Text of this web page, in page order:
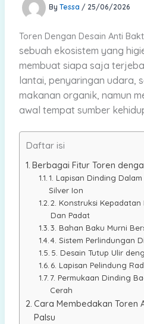
By Tessa / 25/06/2026
Toren Dengan Desain Anti
sebuah ekosistem yang
membuat siapa saja
lantai, penyaringan udara,
makanan organik, namun
awal tempat sumber
Daftar isi
Berbagai Fitur Toren
1. Lapisan Dinding
Silver Ion
2. Konstruksi
Dan Padat
3. Bahan Baku Murni
4. Sistem Perlindungan
5. Desain Tutup Ulir
6. Lapisan Pelindung
7. Permukaan Dinding
Cerah
Cara Membedakan Toren
Palsu